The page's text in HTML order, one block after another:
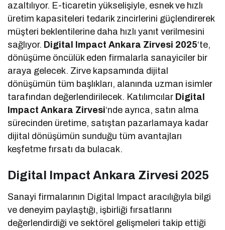
azaltılıyor. E-ticaretin yükselişiyle, esnek ve hızlı
üretim kapasiteleri tedarik zincirlerini güçlendirerek
müşteri beklentilerine daha hızlı yanıt verilmesini
sağlıyor. Digital Impact Ankara Zirvesi 2025‘te,
dönüşüme öncülük eden firmalarla sanayiciler bir
araya gelecek. Zirve kapsamında dijital
dönüşümün tüm başlıkları, alanında uzman isimler
tarafından değerlendirilecek. Katılımcılar Digital
Impact Ankara Zirvesi‘nde ayrıca, satın alma
sürecinden üretime, satıştan pazarlamaya kadar
dijital dönüşümün sunduğu tüm avantajları
keşfetme fırsatı da bulacak.
Digital Impact Ankara Zirvesi 2025
Sanayi firmalarının Digital Impact aracılığıyla bilgi
ve deneyim paylaştığı, işbirliği fırsatlarını
değerlendirdiği ve sektörel gelişmeleri takip ettiği